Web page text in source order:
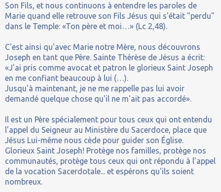
Son Fils, et nous continuons à entendre les paroles de
Marie quand elle retrouve son Fils Jésus qui s'était "perdu"
dans le Temple: «Ton père et moi…» (Lc 2,48).
C'est ainsi qu'avec Marie notre Mère, nous découvrons
Joseph en tant que Père. Sainte Thérèse de Jésus a écrit:
«J'ai pris comme avocat et patron le glorieux Saint Joseph
en me confiant beaucoup à lui (…).
Jusqu'à maintenant, je ne me rappelle pas lui avoir
demandé quelque chose qu'il ne m'ait pas accordé».
Il est un Père spécialement pour tous ceux qui ont entendu
l'appel du Seigneur au Ministère du Sacerdoce, place que
Jésus Lui-même nous cède pour guider son Église.
Glorieux Saint Joseph! Protège nos familles, protège nos
communautés, protège tous ceux qui ont répondu à l'appel
de la vocation Sacerdotale... et espérons qu'ils soient
nombreux.